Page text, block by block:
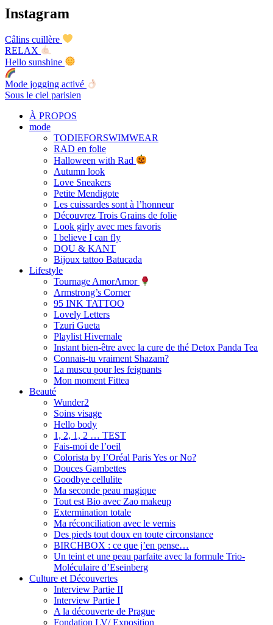
Instagram
Câlins cuillère
RELAX
Hello sunshine
Mode jogging activé
Sous le ciel parisien
À PROPOS
mode
TODIEFORSWIMWEAR
RAD en folie
Halloween with Rad
Autumn look
Love Sneakers
Petite Mendigote
Les cuissardes sont à l’honneur
Découvrez Trois Grains de folie
Look girly avec mes favoris
I believe I can fly
DOU & KANT
Bijoux tattoo Batucada
Lifestyle
Tournage AmorAmor
Armstrong’s Corner
95 INK TATTOO
Lovely Letters
Tzuri Gueta
Playlist Hivernale
Instant bien-être avec la cure de thé Detox Panda Tea
Connais-tu vraiment Shazam?
La muscu pour les feignants
Mon moment Fittea
Beauté
Wunder2
Soins visage
Hello body
1, 2, 1, 2 … TEST
Fais-moi de l’oeil
Colorista by l’Oréal Paris Yes or No?
Douces Gambettes
Goodbye cellulite
Ma seconde peau magique
Tout est Bio avec Zao makeup
Extermination totale
Ma réconciliation avec le vernis
Des pieds tout doux en toute circonstance
BIRCHBOX : ce que j’en pense…
Un teint et une peau parfaite avec la formule Trio-
Moléculaire d’Eseinberg
Culture et Découvertes
Interview Partie II
Interview Partie I
A la découverte de Prague
Fondation LV/ Exposition